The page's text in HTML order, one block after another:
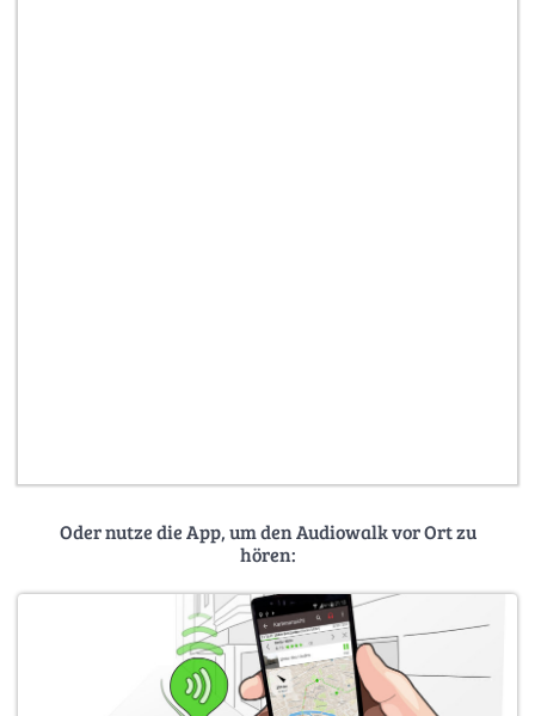
Oder nutze die App, um den Audiowalk vor Ort zu
hören: